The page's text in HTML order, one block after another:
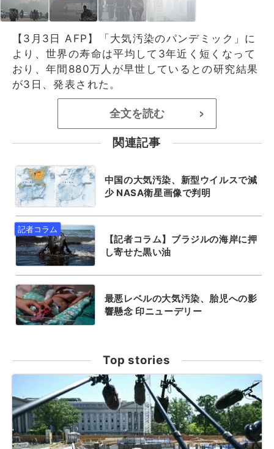
【3月3日 AFP】「大気汚染のパンデミック」に
より、世界の寿命は平均して3年近く短くなって
おり、年間880万人が早世しているとの研究結果
が3日、発表された。
全文を読む >
関連記事
中国の大気汚染、新型ウイルスで減
少 NASA衛星画像で判明
【記者コラム】ブラジルの海岸に押
し寄せた黒い油
最悪レベルの大気汚染、胎児への影
響懸念 印ニューデリー
Top stories